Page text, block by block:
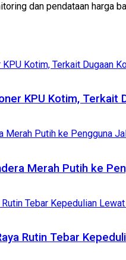
dan pendataan harga
KPU Kotim, Terkait
Merah Putih ke
Rutin Tebar